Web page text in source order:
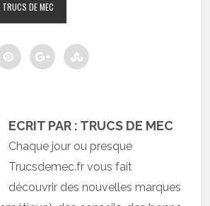
TRUCS DE MEC
ECRIT PAR : TRUCS DE MEC
Chaque jour ou presque
Trucsdemec.fr vous fait
découvrir des nouvelles marques